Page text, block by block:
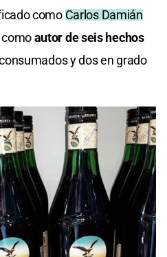
como Carlos Damián
autor de seis hechos
y dos en grado